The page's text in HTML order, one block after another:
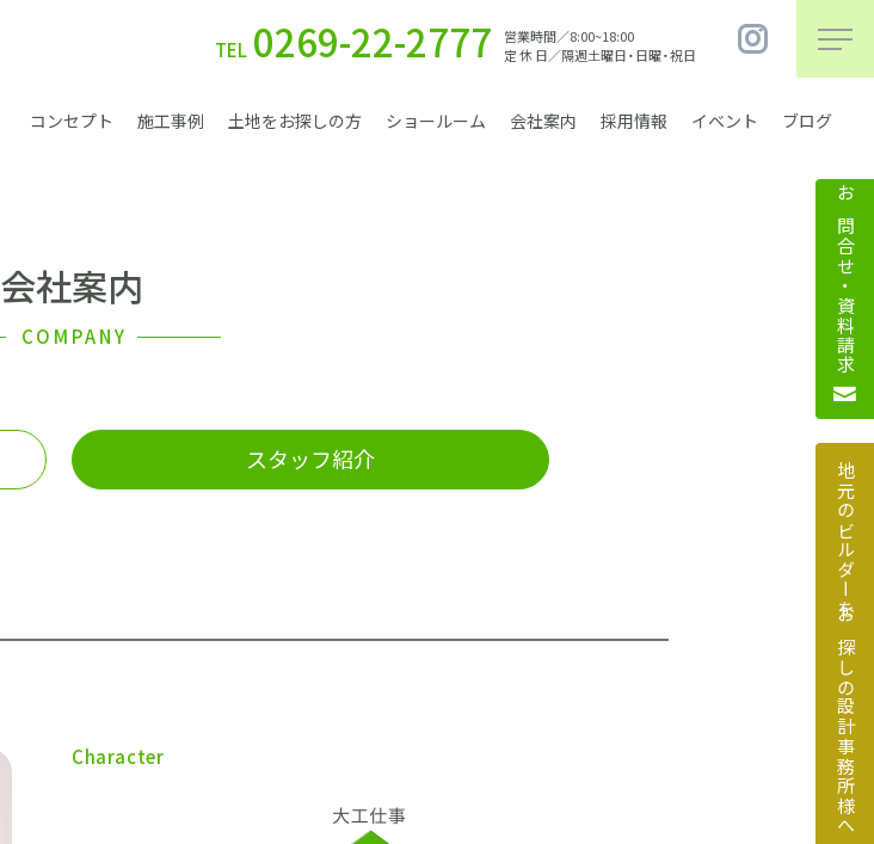
TEL 0269-22-2777
営業時間／8:00~18:00
定 休 日／隔週土曜日・日曜・祝日
コンセプト 施工事例 土地をお探しの方 ショールーム 会社案内 採用情報 イベント ブログ
別 荘
お探しの設計事務所様へ
会社案内
COMPANY
スタッフ紹介
Character
お問合せ・資料請求
地元のビルダーをお探しの設計事務所様へ